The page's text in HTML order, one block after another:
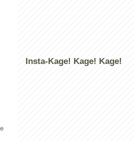
Insta-Kage! Kage! Kage!